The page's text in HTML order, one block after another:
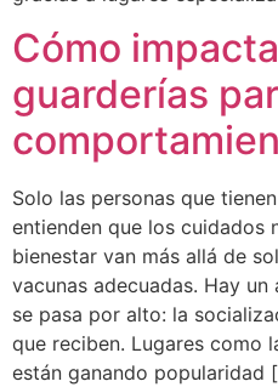
Cómo
guarderías
Solo las personas que
entienden que los cuidados
bienestar van más allá de
vacunas adecuadas. Hay
se pasa por alto: la
que reciben. Lugares como
están ganando popularidad